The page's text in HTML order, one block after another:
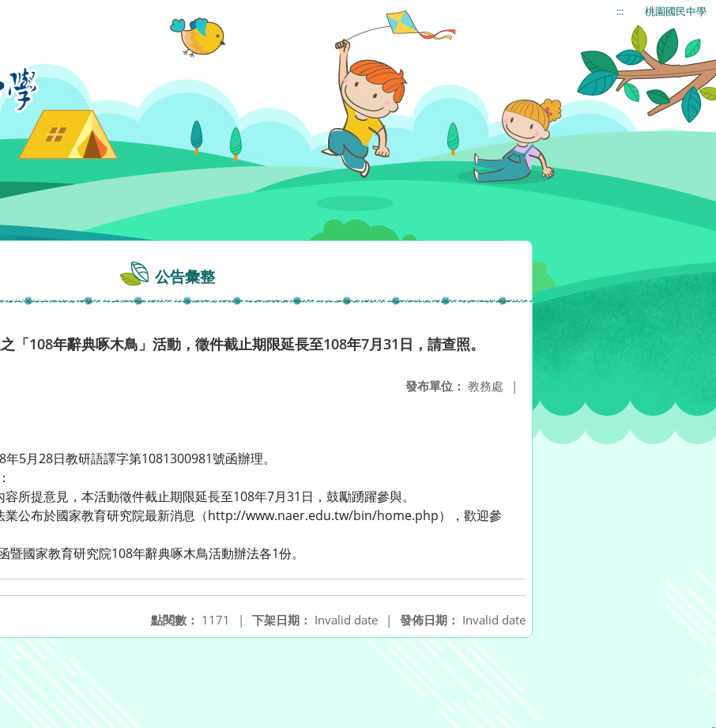
::: 桃園國民中學
公告彙整
「108年辭典啄木鳥」活動，徵件截止期限延長至108年7月31日，請查照。
發布單位： 教務處 |
5月28日教研語譯字第1081300981號函辦理。
所提意見，本活動徵件截止期限延長至108年7月31日，鼓勵踴躍參與。
業公布於國家教育研究院最新消息（http://www.naer.edu.tw/bin/home.php），歡迎參
暨國家教育研究院108年辭典啄木鳥活動辦法各1份。
發佈日期： Invalid date
下架日期： Invalid date |
點閱數： 1171 |